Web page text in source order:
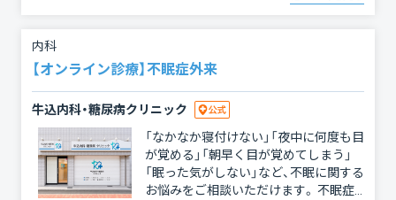
された」 「忙しくて病院に行く時間がな
熱外来 ・咳 / のどの痛み ・胃痛 / 胃腸炎
・腹痛 / 下痢 / 便秘 ・頭痛 ・花粉症 / アレ
ルギー ・喘息 ・不眠症 ・漢方相談 生活習
慣病 ・糖尿病 ・高血圧 ・脂質異常症 ・高
尿酸血症 / 痛風 その他 ・皮膚科（にき
び、湿疹など） ・婦人科相談（ピル、更年
期など） ・泌尿器科相談 【オンライン診
内科
【オンライン診療】不眠症外来
牛込内科・糖尿病クリニック
「なかなか寝付けない」「夜中に何度も目
が覚める」「朝早く目が覚めてしまう」
「眠った気がしない」など、不眠に関する
お悩みをご相談いただけます。 不眠症